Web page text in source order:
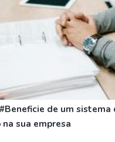
#Beneficie de um sistema
sua empresa